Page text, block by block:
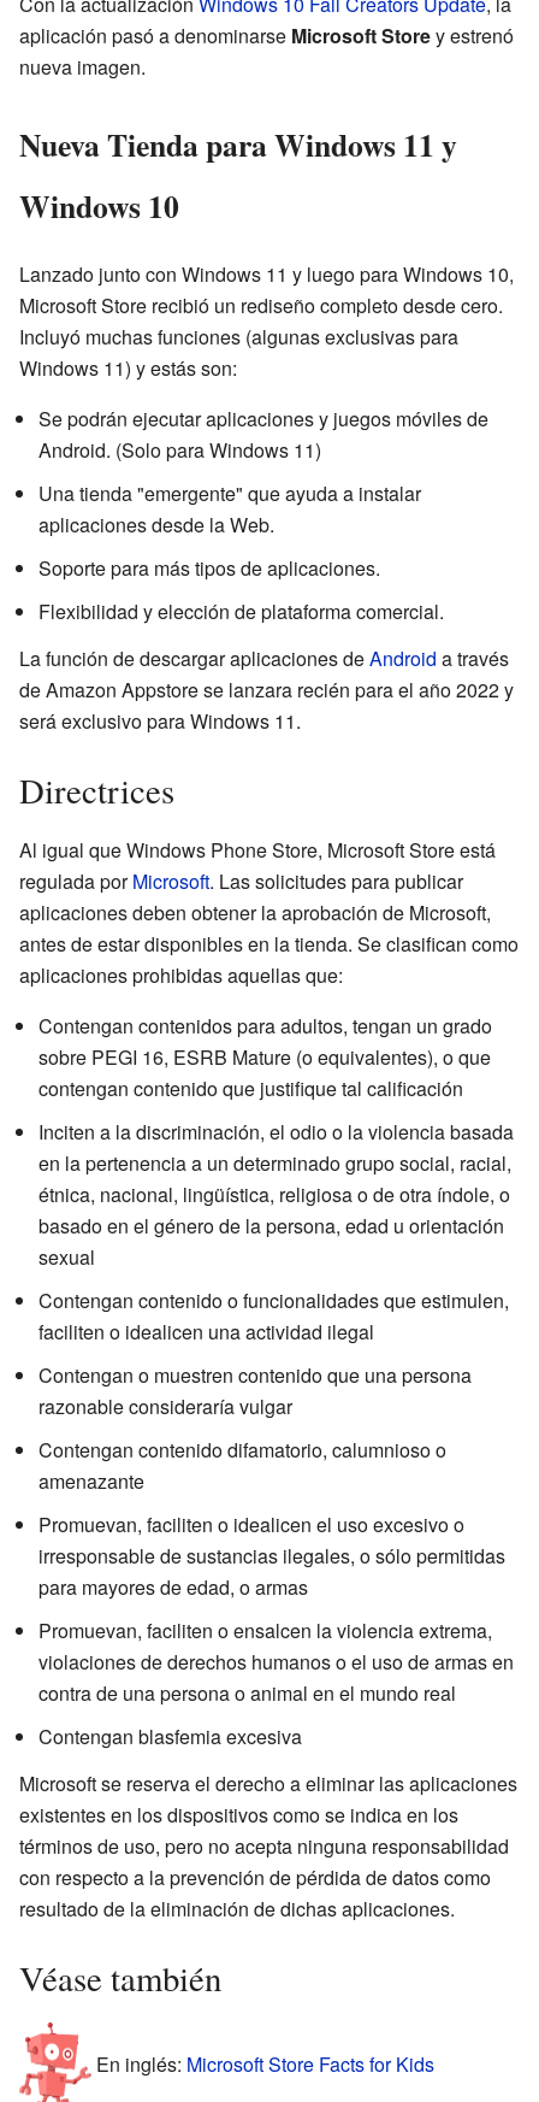
aplicación pasó a denominarse Microsoft Storey estrenó
nueva imagen.
Nueva Tienda para Windows 11 y
Windows 10
Lanzado junto con Windows 11 y luego para Windows 10,
Microsoft Store recibió un rediseño completo desde cero.
Incluyó muchas funciones (algunas exclusivas para
Windows 11) y estás son:
Se podrán ejecutar aplicaciones y juegos móviles de
Android. (Solo para Windows 11)
Una tienda "emergente" que ayuda a instalar
aplicaciones desde la Web.
Soporte para más tipos de aplicaciones.
Flexibilidad y elección de plataforma comercial.
La función de descargar aplicaciones deAndroid a través
de Amazon Appstore se lanzara recién para el año 2022 y
será exclusivo para Windows 11.
Directrices
Al igual que Windows Phone Store, Microsoft Store está
regulada porMicrosoft. Las solicitudes para publicar
aplicaciones deben obtener la aprobación de Microsoft,
antes de estar disponibles en la tienda. Se clasifican como
aplicaciones prohibidas aquellas que:
Contengan contenidos para adultos, tengan un grado
sobre PEGI 16, ESRB Mature (o equivalentes), o que
contengan contenido que justifique tal calificación
Inciten a la discriminación, el odio o la violencia basada
en la pertenencia a un determinado grupo social, racial,
étnica, nacional, lingüística, religiosa o de otra índole, o
basado en el género de la persona, edad u orientación
sexual
Contengan contenido o funcionalidades que estimulen,
faciliten o idealicen una actividad ilegal
Contengan o muestren contenido que una persona
razonable consideraría vulgar
Contengan contenido difamatorio, calumnioso o
amenazante
Promuevan, faciliten o idealicen el uso excesivo o
irresponsable de sustancias ilegales, o sólo permitidas
para mayores de edad, o armas
Promuevan, faciliten o ensalcen la violencia extrema,
violaciones de derechos humanos o el uso de armas en
contra de una persona o animal en el mundo real
Contengan blasfemia excesiva
Microsoft se reserva el derecho a eliminar las aplicaciones
existentes en los dispositivos como se indica en los
términos de uso, pero no acepta ninguna responsabilidad
con respecto a la prevención de pérdida de datos como
resultado de la eliminación de dichas aplicaciones.
Véase también
En inglés: Microsoft Store Facts for Kids